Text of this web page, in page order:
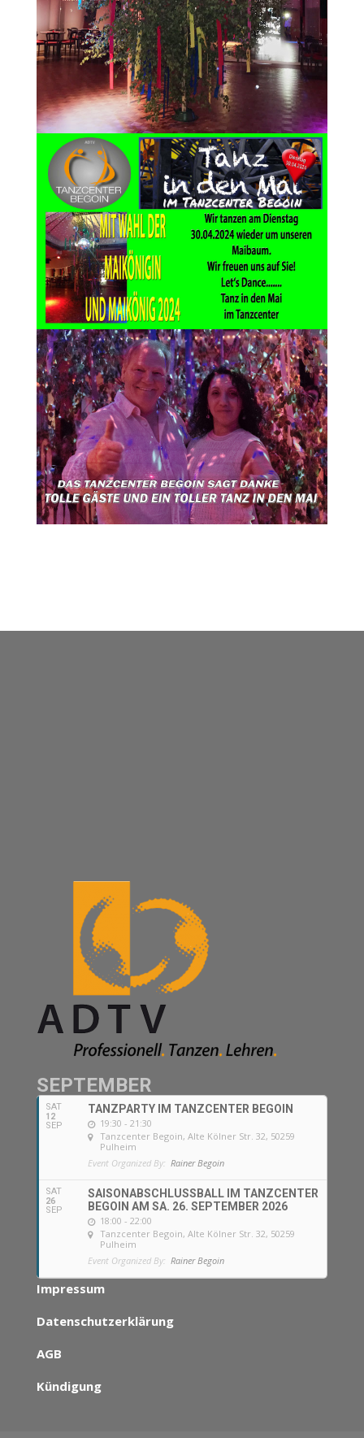
SEPTEMBER
SAT
12
SEP
TANZPARTY IM TANZCENTER BEGOIN
19:30 - 21:30
Tanzcenter Begoin, Alte Kölner Str. 32, 50259
Pulheim
Event Organized By: Rainer Begoin
SAT
26
SEP
SAISONABSCHLUSSBALL IM TANZCENTER
BEGOIN AM SA. 26. SEPTEMBER 2026
18:00 - 22:00
Tanzcenter Begoin, Alte Kölner Str. 32, 50259
Pulheim
Event Organized By: Rainer Begoin
Impressum
Datenschutzerklärung
AGB
Kündigung